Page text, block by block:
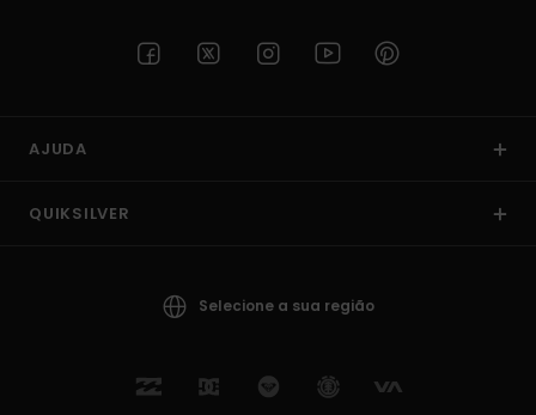
AJUDA
QUIKSILVER
Selecione a sua região